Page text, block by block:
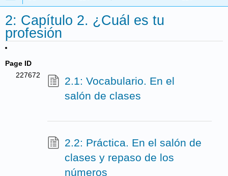
2: Capítulo 2. ¿Cuál es tu
profesión
Page ID
227672
2.1: Vocabulario. En el
salón de clases
2.2: Práctica. En el salón de
clases y repaso de los
números